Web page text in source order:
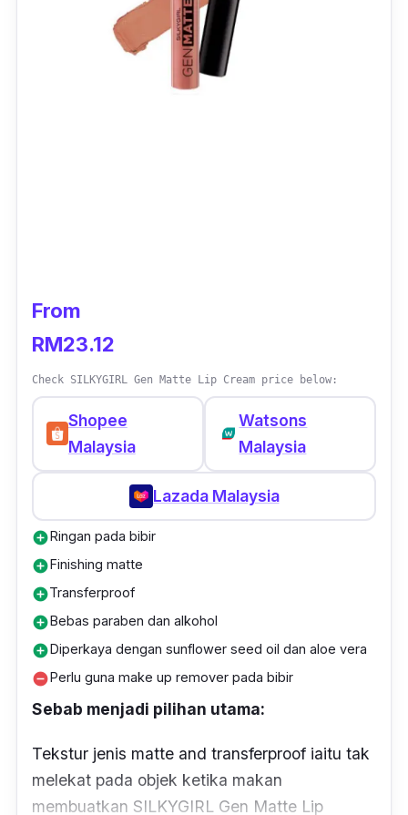
From
RM23.12
Check SILKYGIRL Gen Matte Lip Cream price below:
Shopee
Malaysia
Watsons
Malaysia
Lazada Malaysia
add_circleRingan pada bibir
add_circleFinishing matte
add_circleTransferproof
add_circleBebas paraben dan alkohol
add_circleDiperkaya dengan sunflower seed oil dan aloe vera
remove_circlePerlu guna make up remover pada bibir
Sebab menjadi pilihan utama:
Tekstur jenis matte and transferproof iaitu tak
melekat pada objek ketika makan
membuatkan SILKYGIRL Gen Matte Lip